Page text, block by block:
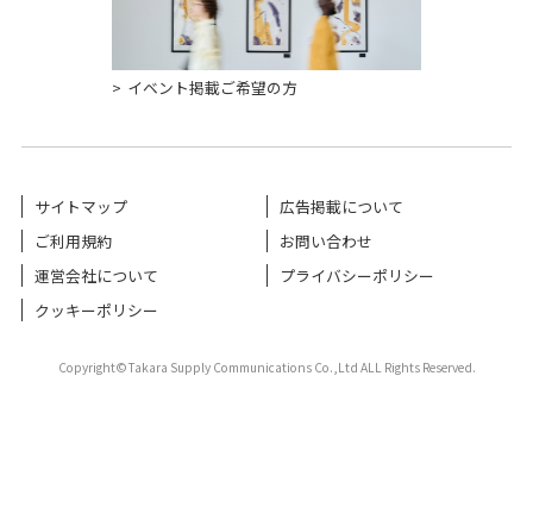
イベント掲載ご希望の方
サイトマップ
広告掲載について
ご利用規約
お問い合わせ
運営会社について
プライバシーポリシー
クッキーポリシー
Copyright©Takara Supply Communications Co.,Ltd ALL Rights Reserved.